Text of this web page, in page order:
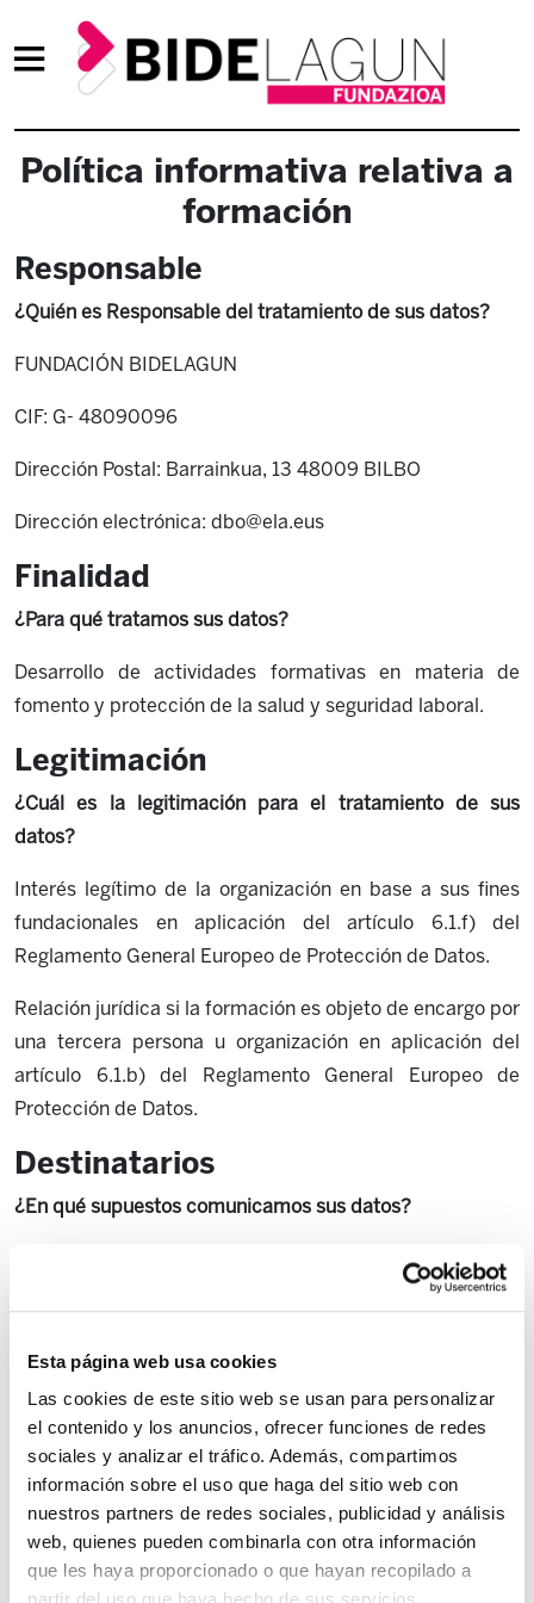
Esta página web usa cookies
Las cookies de este sitio web se usan para personalizar
el contenido y los anuncios, ofrecer funciones de redes
sociales y analizar el tráfico. Además, compartimos
información sobre el uso que haga del sitio web con
nuestros partners de redes sociales, publicidad y análisis
web, quienes pueden combinarla con otra información
que les haya proporcionado o que hayan recopilado a
Política informativa relativa a
formación
Responsable
¿Quién es Responsable del tratamiento de sus datos?
FUNDACIÓN BIDELAGUN
CIF: G- 48090096
Dirección Postal: Barrainkua, 13 48009 BILBO
Dirección electrónica: dbo@ela.eus
Finalidad
¿Para qué tratamos sus datos?
Desarrollo de actividades formativas en materia de
fomento y protección de la salud y seguridad laboral.
Legitimación
¿Cuál es la legitimación para el tratamiento de sus
datos?
Interés legítimo de la organización en base a sus fines
fundacionales en aplicación del artículo 6.1.f) del
Reglamento General Europeo de Protección de Datos.
Relación jurídica si la formación es objeto de encargo por
una tercera persona u organización en aplicación del
artículo 6.1.b) del Reglamento General Europeo de
Protección de Datos.
Destinatarios
¿En qué supuestos comunicamos sus datos?
Los datos personales podrán ser cedidos a terceras
personas u organizaciones en caso de ser necesario para
establecidas o dar soporte al servicio a través de
proveedoras externas de conformidad con el artículo
6.1.c) del Reglamento General Europeo de Protección de
Datos.
Transferencias internacionales
¿En qué supuestos se realizan?